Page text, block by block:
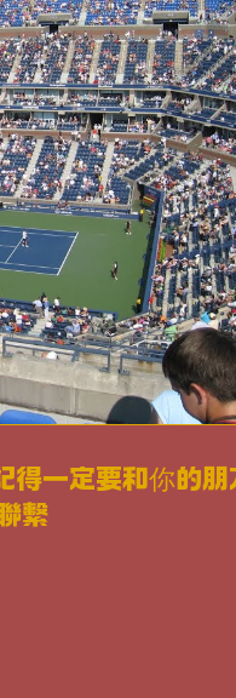
（共三集）
一定要和你的朋
繫